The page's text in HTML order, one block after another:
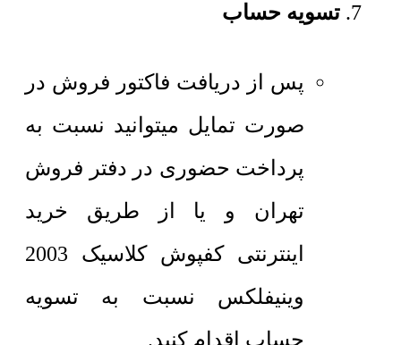
تسویه حساب
پس از دریافت فاکتور فروش در
صورت تمایل میتوانید نسبت به
پرداخت حضوری در دفتر فروش
تهران و یا از طریق خرید
اینترنتی کفپوش کلاسیک 2003
وینیفلکس نسبت به تسویه
حساب اقدام کنید.